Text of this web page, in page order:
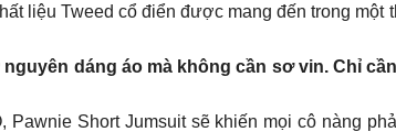
liệu Tweed cổ điển được mang đến trong một
dáng áo mà không cần sơ vin. Chỉ
Short Jumsuit sẽ khiến mọi cô nàng